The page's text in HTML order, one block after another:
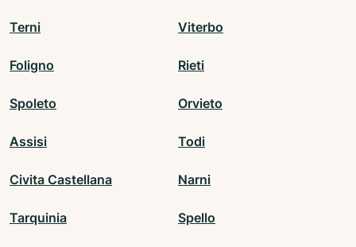
Terni Viterbo
Foligno Rieti
Spoleto Orvieto
Assisi Todi
Civita Castellana Narni
Tarquinia Spello